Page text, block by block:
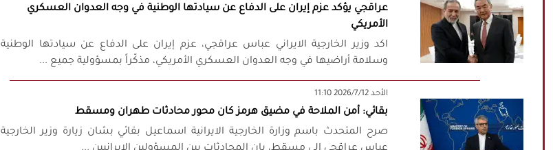
عراقجي يؤكد عزم إيران على الدفاع عن سيادتها الوطنية في وجه العدوان العسكري
الأمريكي
اكد وزير الخارجية الايراني عباس عراقجي، عزم إيران على الدفاع عن سيادتها الوطنية
وسلامة أراضيها في وجه العدوان العسكري الأمريكي، مذكّراً بمسؤولية جميع ...
‫‫الأحد‬‬ 2026/7/12 11:10
بقائي: أمن الملاحة في مضيق هرمز كان محور محادثات طهران ومسقط
صرح المتحدث باسم وزارة الخارجية الايرانية اسماعيل بقائي بشان زيارة وزير الخارجية